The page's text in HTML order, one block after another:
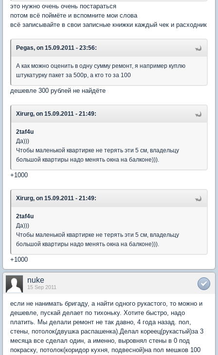
это нужно очень очень постараться
потом всё поймёте и вспомните мои слова
всё записывайте в свои записные книжки каждый чек и расходник
Pegas, on 15.09.2011 - 23:56:
А как можно оценить в одну сумму ремонт, я например куплю
штукатурку пакет за 500р, а кто то за 100
дешевле 300 рублей не найдёте
Xirurg, on 15.09.2011 - 21:49:
2taf4u
Да)))
Чтобы маленькой квартирке не терять эти 5 см, владельцу
большой квартиры надо менять окна на балконе))).
+1000
Xirurg, on 15.09.2011 - 21:49:
2taf4u
Да)))
Чтобы маленькой квартирке не терять эти 5 см, владельцу
большой квартиры надо менять окна на балконе))).
+1000
nuke
15 Sep 2011
если не нанимать бригаду, а найти одного рукастого, то можно и
дешевле, пускай делает по тихоньку. Хотите быстро, надо
платить. Мы делали ремонт не так давно, 4 года назад. пол,
стены, потолок(двушка распашенка).Делал кореец(рукастый)за 3
месяца все сделал один, а именно, выровнял стены в 0 под
покраску, потолок(коридор кухня, подвесной)на пол мешков 100